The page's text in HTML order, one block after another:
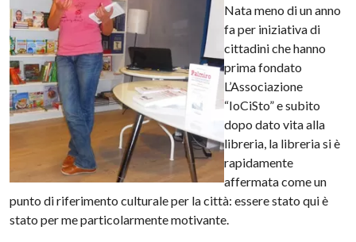
Nata meno di un anno
fa per iniziativa di
cittadini che hanno
prima fondato
L’Associazione
“IoCiSto” e subito
dopo dato vita alla
libreria, la libreria si è
rapidamente
affermata come un
punto di riferimento culturale per la città: essere stato qui è
stato per me particolarmente motivante.